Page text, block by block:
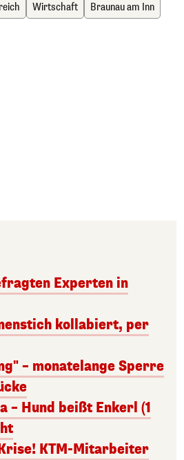
Wirtschaft Braunau am Inn
Experten in
kollabiert, per
– monatelange Sperre
– Hund beißt Enkerl (1
KTM-Mitarbeiter